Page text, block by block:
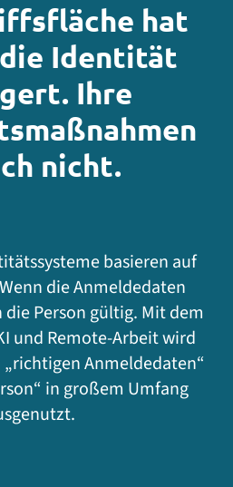
hat
Identität
Ihre
nicht.
basieren auf
die Anmeldedaten
Person gültig. Mit dem
und Remote-Arbeit wird
Anmeldedaten“
in großem Umfang